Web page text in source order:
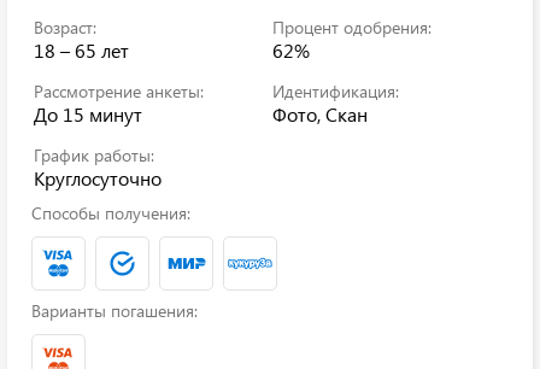
Возраст:
18 – 65 лет
Процент одобрения:
62%
Рассмотрение анкеты:
До 15 минут
Идентификация:
Фото, Скан
График работы:
Круглосуточно
Способы получения:
Варианты погашения: